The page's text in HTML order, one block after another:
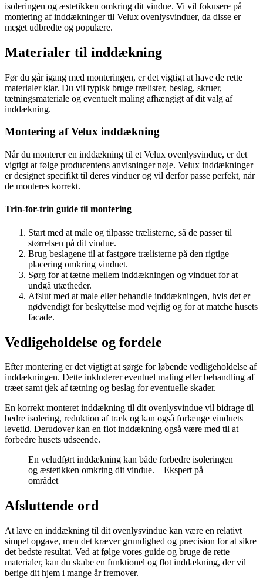
isoleringen og æstetikken omkring dit vindue. Vi vil fokusere på
montering af inddækninger til Velux ovenlysvinduer, da disse er
meget udbredte og populære.
Materialer til inddækning
Før du går igang med monteringen, er det vigtigt at have de rette
materialer klar. Du vil typisk bruge trælister, beslag, skruer,
tætningsmateriale og eventuelt maling afhængigt af dit valg af
inddækning.
Montering af Velux inddækning
Når du monterer en inddækning til et Velux ovenlysvindue, er det
vigtigt at følge producentens anvisninger nøje. Velux inddækninger
er designet specifikt til deres vinduer og vil derfor passe perfekt, når
de monteres korrekt.
Trin-for-trin guide til montering
Start med at måle og tilpasse trælisterne, så de passer til
størrelsen på dit vindue.
Brug beslagene til at fastgøre trælisterne på den rigtige
placering omkring vinduet.
Sørg for at tætne mellem inddækningen og vinduet for at
undgå utætheder.
Afslut med at male eller behandle inddækningen, hvis det er
nødvendigt for beskyttelse mod vejrlig og for at matche husets
facade.
Vedligeholdelse og fordele
Efter montering er det vigtigt at sørge for løbende vedligeholdelse af
inddækningen. Dette inkluderer eventuel maling eller behandling af
træet samt tjek af tætning og beslag for eventuelle skader.
En korrekt monteret inddækning til dit ovenlysvindue vil bidrage til
bedre isolering, reduktion af træk og kan også forlænge vinduets
levetid. Derudover kan en flot inddækning også være med til at
forbedre husets udseende.
En veludført inddækning kan både forbedre isoleringen
og æstetikken omkring dit vindue. – Ekspert på
området
Afsluttende ord
At lave en inddækning til dit ovenlysvindue kan være en relativt
simpel opgave, men det kræver grundighed og præcision for at sikre
det bedste resultat. Ved at følge vores guide og bruge de rette
materialer, kan du skabe en funktionel og flot inddækning, der vil
berige dit hjem i mange år fremover.